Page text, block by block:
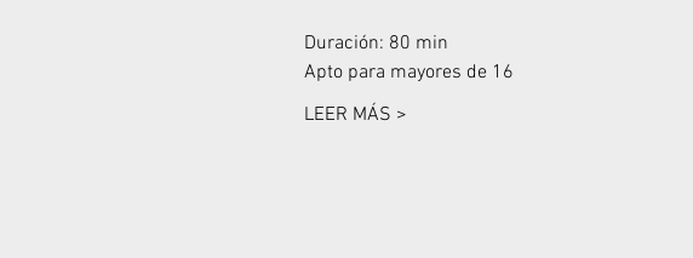
Duración: 80 min
Apto para mayores de 16
LEER MÁS >